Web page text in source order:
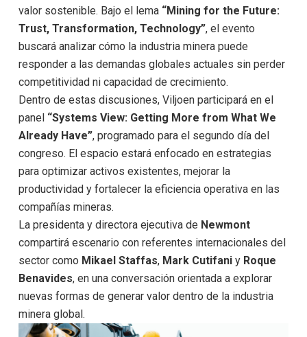
valor sostenible. Bajo el lema “Mining for the Future:
Trust, Transformation, Technology”, el evento
buscará analizar cómo la industria minera puede
responder a las demandas globales actuales sin perder
competitividad ni capacidad de crecimiento.
Dentro de estas discusiones, Viljoen participará en el
panel “Systems View: Getting More from What We
Already Have”, programado para el segundo día del
congreso. El espacio estará enfocado en estrategias
para optimizar activos existentes, mejorar la
productividad y fortalecer la eficiencia operativa en las
compañías mineras.
La presidenta y directora ejecutiva de Newmont
compartirá escenario con referentes internacionales del
sector como Mikael Staffas, Mark Cutifani y Roque
Benavides, en una conversación orientada a explorar
nuevas formas de generar valor dentro de la industria
minera global.